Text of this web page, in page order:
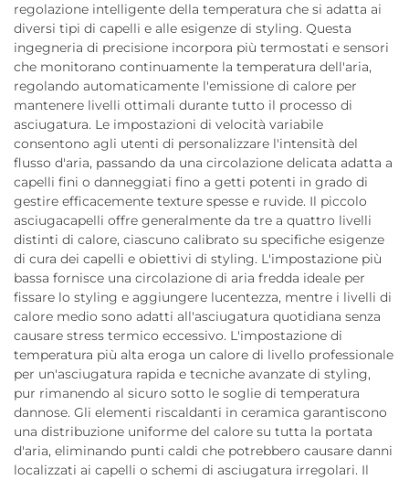
regolazione intelligente della temperatura che si adatta ai
diversi tipi di capelli e alle esigenze di styling. Questa
ingegneria di precisione incorpora più termostati e sensori
che monitorano continuamente la temperatura dell'aria,
regolando automaticamente l'emissione di calore per
mantenere livelli ottimali durante tutto il processo di
asciugatura. Le impostazioni di velocità variabile
consentono agli utenti di personalizzare l'intensità del
flusso d'aria, passando da una circolazione delicata adatta a
capelli fini o danneggiati fino a getti potenti in grado di
gestire efficacemente texture spesse e ruvide. Il piccolo
asciugacapelli offre generalmente da tre a quattro livelli
distinti di calore, ciascuno calibrato su specifiche esigenze
di cura dei capelli e obiettivi di styling. L'impostazione più
bassa fornisce una circolazione di aria fredda ideale per
fissare lo styling e aggiungere lucentezza, mentre i livelli di
calore medio sono adatti all'asciugatura quotidiana senza
causare stress termico eccessivo. L'impostazione di
temperatura più alta eroga un calore di livello professionale
per un'asciugatura rapida e tecniche avanzate di styling,
pur rimanendo al sicuro sotto le soglie di temperatura
dannose. Gli elementi riscaldanti in ceramica garantiscono
una distribuzione uniforme del calore su tutta la portata
d'aria, eliminando punti caldi che potrebbero causare danni
localizzati ai capelli o schemi di asciugatura irregolari. Il